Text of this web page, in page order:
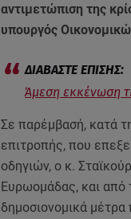
αντιμετώπιση της
υπουργός
Άμεση εκκένωση
Σε παρέμβασή, κατά
επιτροπής, που
οδηγιών, ο κ.
Ευρωομάδας, και από
δημοσιονομικά